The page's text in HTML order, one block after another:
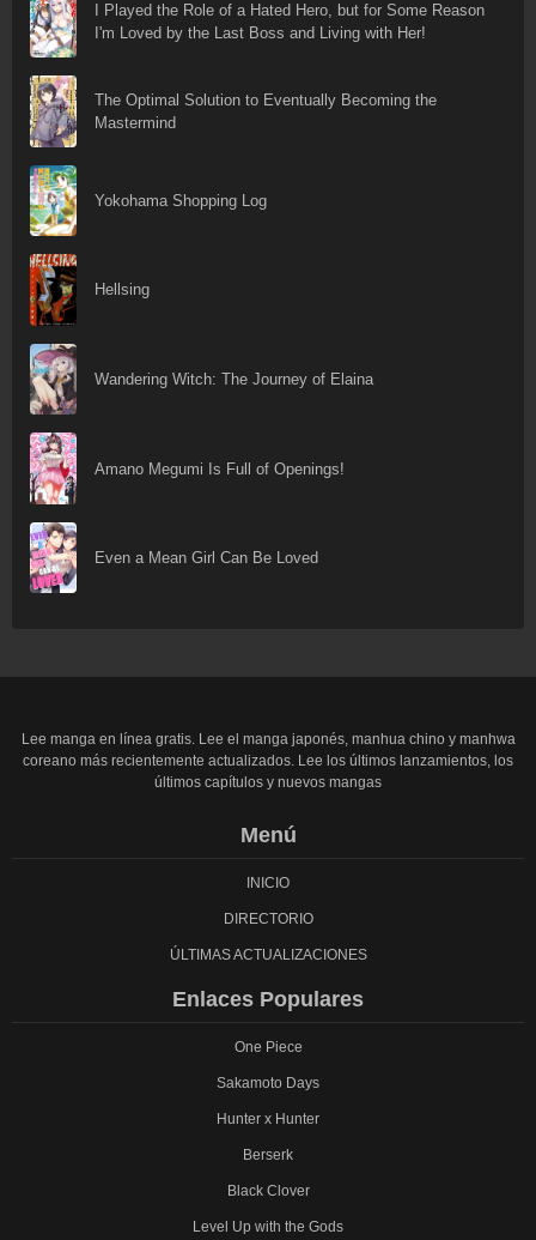
I Played the Role of a Hated Hero, but for Some Reason
I'm Loved by the Last Boss and Living with Her!
The Optimal Solution to Eventually Becoming the
Mastermind
Yokohama Shopping Log
Hellsing
Wandering Witch: The Journey of Elaina
Amano Megumi Is Full of Openings!
Even a Mean Girl Can Be Loved
Lee manga en línea gratis. Lee el manga japonés, manhua chino y manhwa
coreano más recientemente actualizados. Lee los últimos lanzamientos, los
últimos capítulos y nuevos mangas
Menú
INICIO
DIRECTORIO
ÚLTIMAS ACTUALIZACIONES
Enlaces Populares
One Piece
Sakamoto Days
Hunter x Hunter
Berserk
Black Clover
Level Up with the Gods